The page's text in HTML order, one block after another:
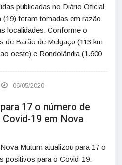
publicadas no Diário Oficial
(19) foram tomadas em razão
localidades. Conforme o
de Barão de Melgaço (113 km
oeste) e Rondolândia (1.600
06/05/2020
17 o número de
19 em Nova
Mutum atualizou para 17 o
positivos para o Covid-19.